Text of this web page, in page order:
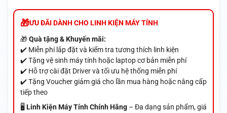
ƯU ĐÃI DÀNH CHO LINH KIỆN MÁY TÍNH
🎁Quà tặng & Khuyến mãi:
✔️ Miễn phí lắp đặt và kiểm tra tương thích linh kiện
✔️ Tặng vệ sinh máy tính hoặc laptop cơ bản miễn phí
✔️ Hỗ trợ cài đặt Driver và tối ưu hệ thống miễn phí
✔️ Tặng Voucher giảm giá cho lần mua hàng hoặc nâng cấp
tiếp theo
🖥️ Linh Kiện Máy Tính Chính Hãng– Đa dạng sản phẩm, giá